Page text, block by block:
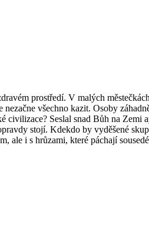
prostředí. V malých
všechno kazit. Osoby
Seslal snad Bůh na
stojí. Kdekdo by vyděšené
ale i s hrůzami, které páchají